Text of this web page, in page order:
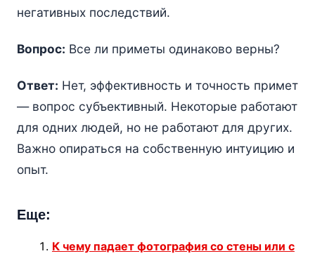
негативных последствий.
Вопрос: Все ли приметы одинаково верны?
Ответ: Нет, эффективность и точность примет
— вопрос субъективный. Некоторые работают
для одних людей, но не работают для других.
Важно опираться на собственную интуицию и
опыт.
Еще:
К чему падает фотография со стены или с